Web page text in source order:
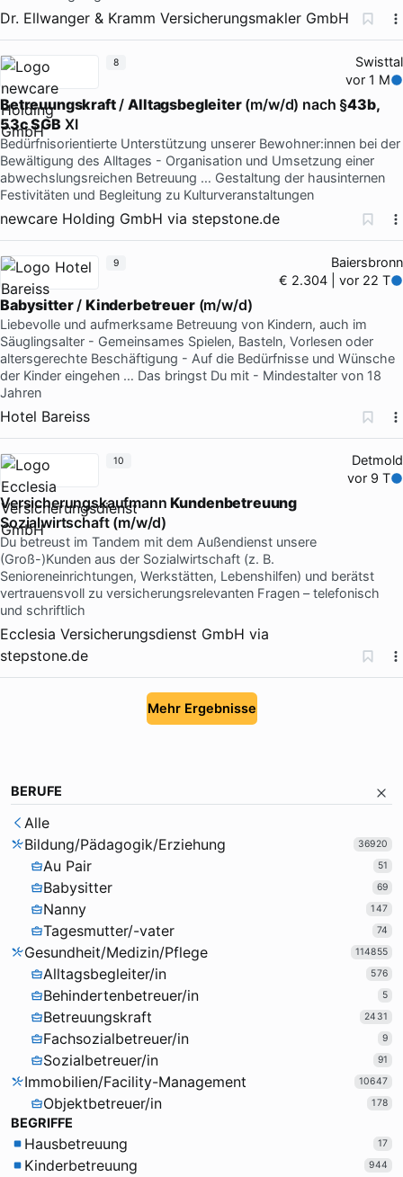
Dr. Ellwanger & Kramm Versicherungsmakler GmbH
Swisttal
vor 1 M
Betreuungskraft/Alltagsbegleiter(m/w/d) nach §43b,
53c SGB XI
Bedürfnisorientierte Unterstützung unserer Bewohner:innen bei der
Bewältigung des Alltages - Organisation und Umsetzung einer
abwechslungsreichen Betreuung … Gestaltung der hausinternen
Festivitäten und Begleitung zu Kulturveranstaltungen
newcare Holding GmbH via stepstone.de
8
Baiersbronn
€ 2.304 | vor 22 T
Babysitter/ Kinderbetreuer(m/w/d)
Liebevolle und aufmerksame Betreuung von Kindern, auch im
Säuglingsalter - Gemeinsames Spielen, Basteln, Vorlesen oder
altersgerechte Beschäftigung - Auf die Bedürfnisse und Wünsche
der Kinder eingehen … Das bringst Du mit - Mindestalter von 18
Jahren
Hotel Bareiss
9
Detmold
vor 9 T
VersicherungskaufmannKundenbetreuung
Sozialwirtschaft (m/w/d)
Du betreust im Tandem mit dem Außendienst unsere
(Groß-)Kunden aus der Sozialwirtschaft (z. B.
Senioreneinrichtungen, Werkstätten, Lebenshilfen) und berätst
vertrauensvoll zu versicherungsrelevanten Fragen – telefonisch
und schriftlich
Ecclesia Versicherungsdienst GmbH via
stepstone.de
10
Mehr Ergebnisse
BERUFE
Alle
Bildung/Pädagogik/Erziehung
36920
Au Pair 51
Babysitter 69
Nanny 147
Tagesmutter/-vater 74
Gesundheit/Medizin/Pflege 114855
Alltagsbegleiter/in 576
Behindertenbetreuer/in 5
Betreuungskraft 2431
Fachsozialbetreuer/in 9
Sozialbetreuer/in 91
Immobilien/Facility-Management 10647
Objektbetreuer/in 178
BEGRIFFE
Hausbetreuung 17
Kinderbetreuung 944